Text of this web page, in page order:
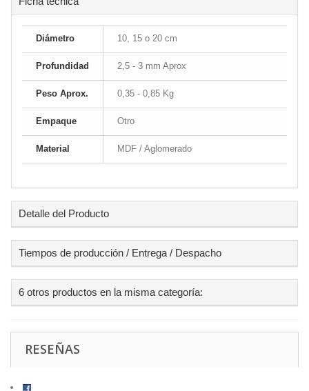
Diámetro 10, 15 o 20 cm
Profundidad 2,5 - 3 mm Aprox
Peso Aprox. 0,35 - 0,85 Kg
Empaque Otro
Material MDF / Aglomerado
Detalle del Producto
Tiempos de producción / Entrega / Despacho
6 otros productos en la misma categoría:
RESEÑAS